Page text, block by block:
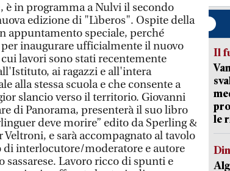
è in programma a Nulvi il secondo
edizione di "Lìberos". Ospite della
appuntamento speciale, perché
inaugurare ufficialmente il nuovo
lavori sono stati recentemente
ai ragazzi e all'intera
alla stessa scuola e che consente a
slancio verso il territorio. Giovanni
di Panorama, presenterà il suo libro
deve morire” edito da Sperling &
e sarà accompagnato al tavolo
di interlocutore/moderatore e autore
Lavoro ricco di spunti e
Il
le